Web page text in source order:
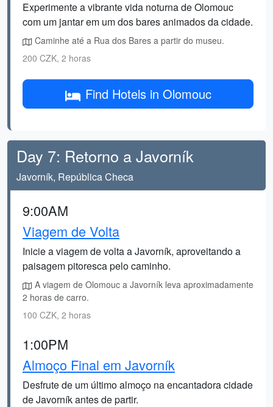
Experimente a vibrante vida noturna de Olomouc
com um jantar em um dos bares animados da cidade.
Caminhe até a Rua dos Bares a partir do museu.
200 CZK, 2 horas
Find Hotels in Olomouc
Day 7: Retorno a Javorník
Javorník, República Checa
9:00AM
Viagem de Volta
Inicie a viagem de volta a Javorník, aproveitando a
paisagem pitoresca pelo caminho.
A viagem de Olomouc a Javorník leva aproximadamente
2 horas de carro.
100 CZK, 2 horas
1:00PM
Almoço Final em Javorník
Desfrute de um último almoço na encantadora cidade
de Javorník antes de partir.